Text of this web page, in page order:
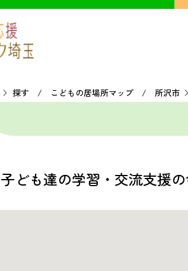
探す / こどもの居場所マップ / 所沢市
子ども達の学習・交流支援